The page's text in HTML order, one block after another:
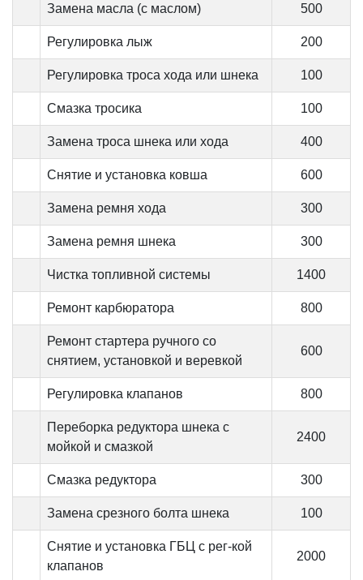
Замена масла (с маслом) 500
Регулировка лыж 200
Регулировка троса хода или шнека 100
Смазка тросика 100
Замена троса шнека или хода 400
Снятие и установка ковша 600
Замена ремня хода 300
Замена ремня шнека 300
Чистка топливной системы 1400
Ремонт карбюратора 800
Ремонт стартера ручного со
снятием, установкой и веревкой
600
Регулировка клапанов 800
Переборка редуктора шнека с
мойкой и смазкой
2400
Смазка редуктора 300
Замена срезного болта шнека 100
Снятие и установка ГБЦ с рег-кой
клапанов
2000